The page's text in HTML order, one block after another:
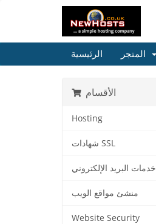
الرئيسية
الأقسام
Hosting
شهادات SSL
خدمات البريد الإلكتروني
منشئ مواقع الويب
Website Security